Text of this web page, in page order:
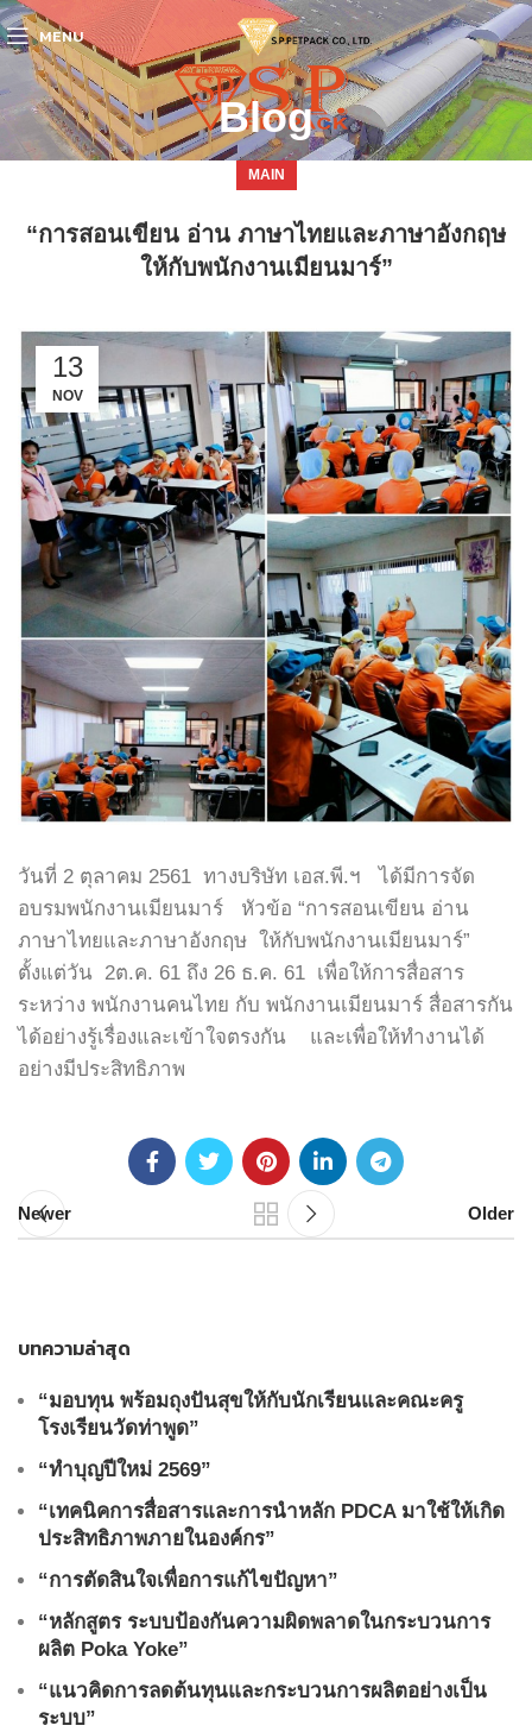
MENU
Blog
MAIN
“การสอนเขียน อ่าน ภาษาไทยและภาษาอังกฤษ
ให้กับพนักงานเมียนมาร์”
13
NOV
วันที่ 2 ตุลาคม 2561 ทางบริษัท เอส.พี.ฯ ได้มีการจัด
อบรมพนักงานเมียนมาร์ หัวข้อ “การสอนเขียน อ่าน
ภาษาไทยและภาษาอังกฤษ ให้กับพนักงานเมียนมาร์”
ตั้งแต่วัน 2ต.ค. 61 ถึง 26 ธ.ค. 61 เพื่อให้การสื่อสาร
ระหว่าง พนักงานคนไทย กับ พนักงานเมียนมาร์ สื่อสารกัน
ได้อย่างรู้เรื่องและเข้าใจตรงกัน และเพื่อให้ทำงานได้
อย่างมีประสิทธิภาพ
Newer Older
บทความล่าสุด
“มอบทุน พร้อมถุงปันสุขให้กับนักเรียนและคณะครู
โรงเรียนวัดท่าพูด”
“ทำบุญปีใหม่ 2569”
“เทคนิคการสื่อสารและการนำหลัก PDCA มาใช้ให้เกิด
ประสิทธิภาพภายในองค์กร”
“การตัดสินใจเพื่อการแก้ไขปัญหา”
“หลักสูตร ระบบป้องกันความผิดพลาดในกระบวนการ
ผลิต Poka Yoke”
“แนวคิดการลดต้นทุนและกระบวนการผลิตอย่างเป็น
ระบบ”